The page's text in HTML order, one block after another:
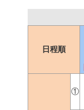
日程順
①